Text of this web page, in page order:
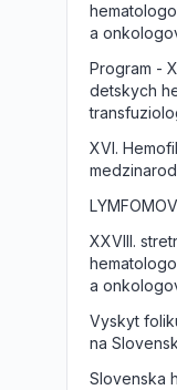
a
Program -
detskych
XVI.
XXVIII.
a
Vyskyt
na
Slovenska